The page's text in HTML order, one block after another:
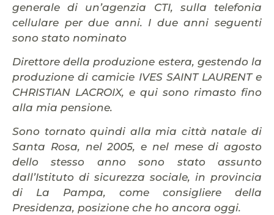
generale di un’agenzia CTI, sulla telefonia
cellulare per due anni. I due anni seguenti
sono stato nominato
Direttore della produzione estera, gestendo la
produzione di camicie IVES SAINT LAURENT e
CHRISTIAN LACROIX, e qui sono rimasto fino
alla mia pensione.
Sono tornato quindi alla mia città natale di
Santa Rosa, nel 2005, e nel mese di agosto
dello stesso anno sono stato assunto
dall’Istituto di sicurezza sociale, in provincia
di La Pampa, come consigliere della
Presidenza, posizione che ho ancora oggi.